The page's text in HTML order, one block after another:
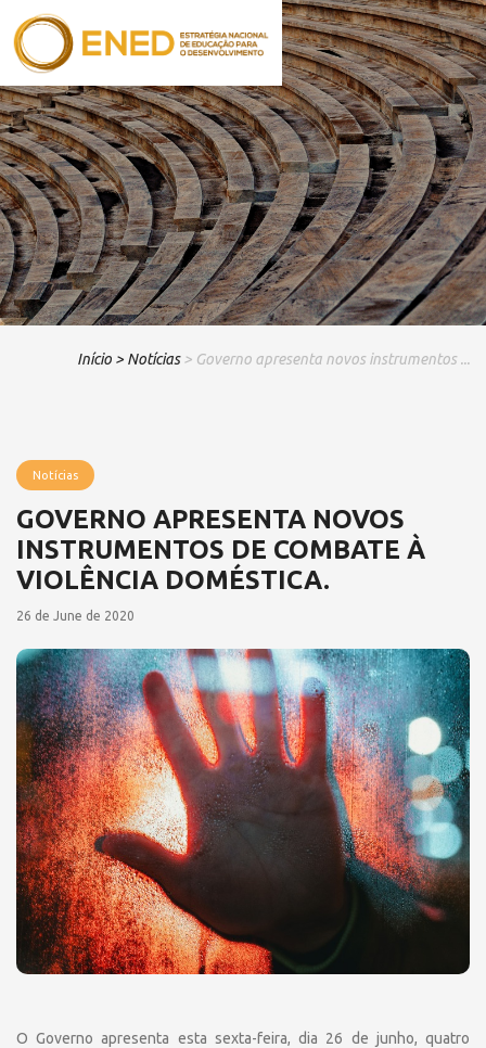
Início > Notícias > Governo apresenta novos instrumentos ...
Notícias
GOVERNO APRESENTA NOVOS
INSTRUMENTOS DE COMBATE À
VIOLÊNCIA DOMÉSTICA.
26 de June de 2020
O Governo apresenta esta sexta-feira, dia 26 de junho, quatro